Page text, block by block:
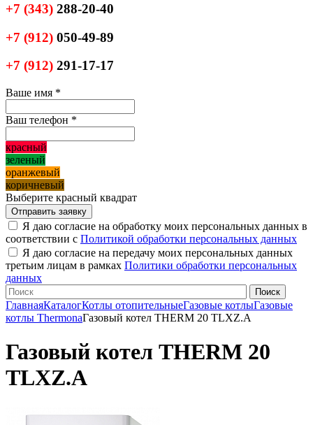
+7 (343) 288-20-40
+7 (912) 050-49-89
+7 (912) 291-17-17
Ваше имя *
Ваш телефон *
красный
зеленый
оранжевый
коричневый
Выберите красный квадрат
Я даю согласие на обработку моих персональных данных в
соответствии с Политикой обработки персональных данных
Я даю согласие на передачу моих персональных данных
третьим лицам в рамках Политики обработки персональных
данных
ГлавнаяКаталогКотлы отопительныеГазовые котлыГазовые
котлы ThermonaГазовый котел THERM 20 TLXZ.A
Газовый котел THERM 20
TLXZ.A